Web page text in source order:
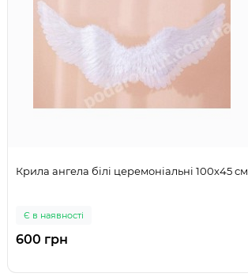
Крила ангела білі церемоніальні 100х45 см
Є в наявності
600 грн